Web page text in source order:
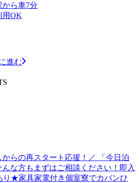
ら車7分
用OK
進む
らの再スタート応援！／ 「今日泊
な方もまずはご相談ください！即入
り★家具家電付き個室寮でカバンひ